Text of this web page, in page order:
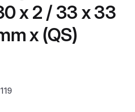
x 2 / 33 x 33
x (QS)